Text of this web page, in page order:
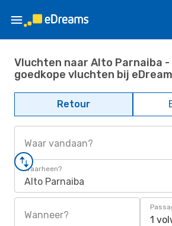
Vluchten naar Alto Parnaiba -
goedkope vluchten bij
Retour
Waar vandaan?
Waarheen?
Alto Parnaiba
Wanneer? 1